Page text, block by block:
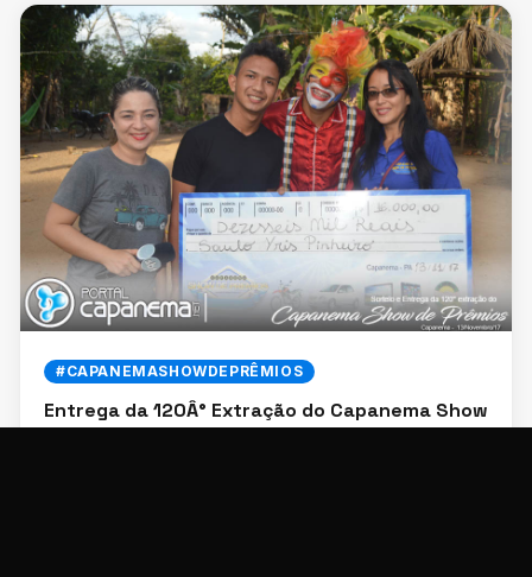
#CAPANEMASHOWDEPRÊMIOS
Entrega da 120Â° Extração do Capanema Show